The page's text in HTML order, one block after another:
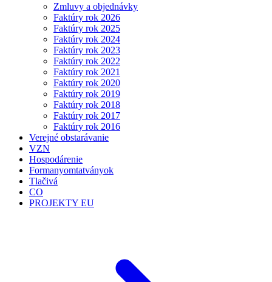
Zmluvy a objednávky
Faktúry rok 2026
Faktúry rok 2025
Faktúry rok 2024
Faktúry rok 2023
Faktúry rok 2022
Faktúry rok 2021
Faktúry rok 2020
Faktúry rok 2019
Faktúry rok 2018
Faktúry rok 2017
Faktúry rok 2016
Verejné obstarávanie
VZN
Hospodárenie
Formanyomtatványok
Tlačivá
CO
PROJEKTY EU